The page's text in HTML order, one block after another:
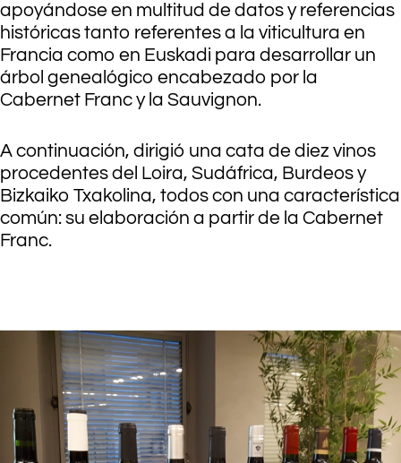
apoyándose en multitud de datos y referencias
históricas tanto referentes a la viticultura en
Francia como en Euskadi para desarrollar un
árbol genealógico encabezado por la
Cabernet Franc y la Sauvignon.
A continuación, dirigió una cata de diez vinos
procedentes del Loira, Sudáfrica, Burdeos y
Bizkaiko Txakolina, todos con una característica
común: su elaboración a partir de la Cabernet
Franc.